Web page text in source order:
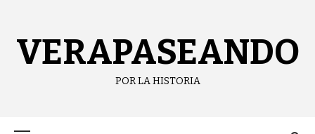
VERAPASEANDO
POR LA HISTORIA